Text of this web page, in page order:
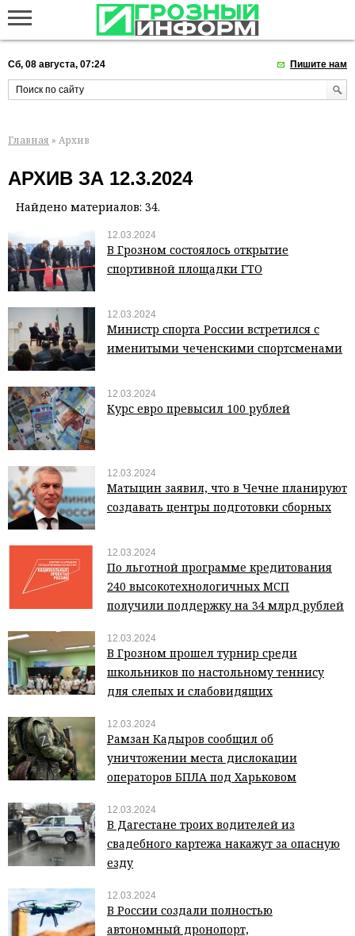
Сб, 08 августа, 07:24 Пишите нам
Главная » Архив
АРХИВ ЗА 12.3.2024
Найдено материалов: 34.
12.03.2024
В Грозном состоялось открытие
спортивной площадки ГТО
12.03.2024
Министр спорта России встретился с
именитыми чеченскими спортсменами
12.03.2024
Курс евро превысил 100 рублей
12.03.2024
Матыцин заявил, что в Чечне планируют
создавать центры подготовки сборных
12.03.2024
По льготной программе кредитования
240 высокотехнологичных МСП
получили поддержку на 34 млрд рублей
12.03.2024
В Грозном прошел турнир среди
школьников по настольному теннису
для слепых и слабовидящих
12.03.2024
Рамзан Кадыров сообщил об
уничтожении места дислокации
операторов БПЛА под Харьковом
12.03.2024
В Дагестане троих водителей из
свадебного картежа накажут за опасную
езду
12.03.2024
В России создали полностью
автономный дронопорт,